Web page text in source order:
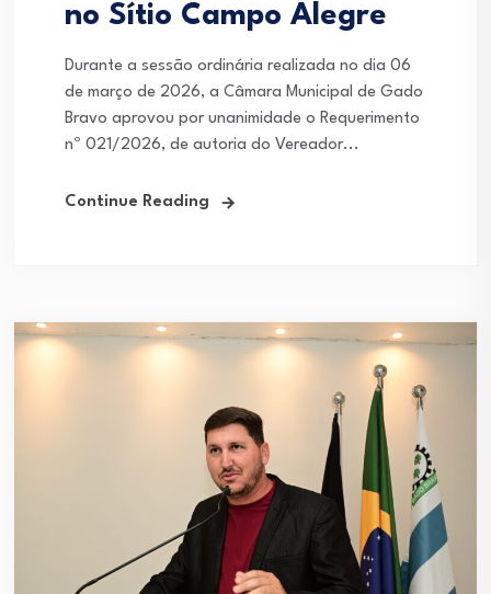
no Sítio Campo Alegre
Durante a sessão ordinária realizada no dia 06
de março de 2026, a Câmara Municipal de Gado
Bravo aprovou por unanimidade o Requerimento
nº 021/2026, de autoria do Vereador...
Continue Reading